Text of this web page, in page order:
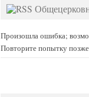
Произошла ошибка;
Повторите попытку